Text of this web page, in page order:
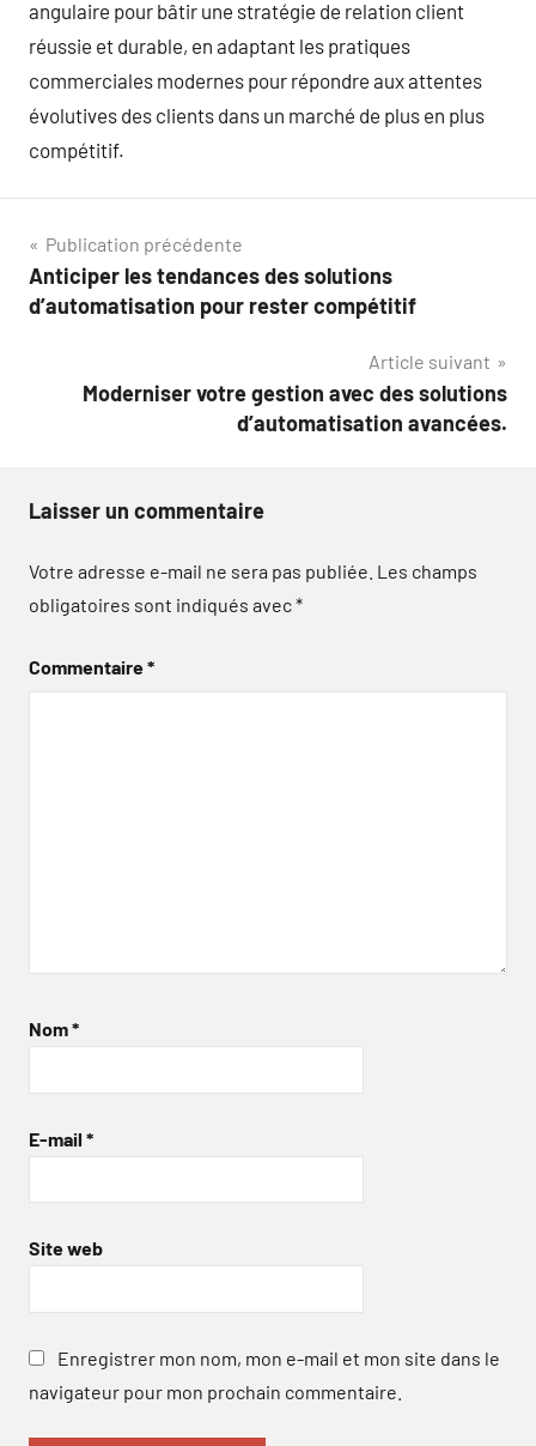
angulaire pour bâtir une stratégie de relation client
réussie et durable, en adaptant les pratiques
commerciales modernes pour répondre aux attentes
évolutives des clients dans un marché de plus en plus
compétitif.
Navigation
de
Publication précédente
Anticiper les tendances des solutions
d’automatisation pour rester compétitif
Article suivant
Moderniser votre gestion avec des solutions
d’automatisation avancées.
Laisser un commentaire
Votre adresse e-mail ne sera pas publiée. Les champs
obligatoires sont indiqués avec*
Commentaire*
Nom*
E-mail *
Site web
Enregistrer mon nom, mon e-mail et mon site dans le
navigateur pour mon prochain commentaire.